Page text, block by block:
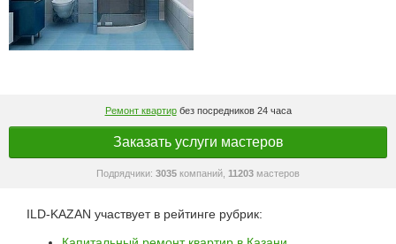
Ремонт квартирбез посредников 24 часа
Заказать услуги мастеров
Подрядчики: 3035 компаний, 11203 мастеров
ILD-KAZAN участвует в рейтинге рубрик: